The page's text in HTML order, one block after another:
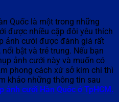
Quốc là một trong những
được nhiều cặp đôi yêu thích
ảnh cưới được đánh giá rất
bật và trẻ trung. Nếu bạn
ảnh cưới này và muốn có
phong cách xứ sở kim chi thì
khảo những thông tin sau
ảnh cưới Hàn Quốc ở TpHCM.